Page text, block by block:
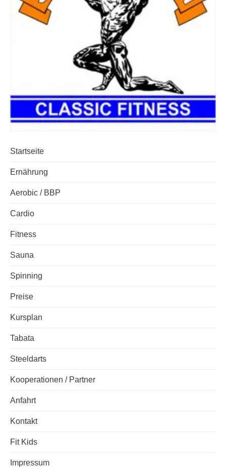
Startseite
Ernährung
Aerobic / BBP
Cardio
Fitness
Sauna
Spinning
Preise
Kursplan
Tabata
Steeldarts
Kooperationen / Partner
Anfahrt
Kontakt
Fit Kids
Impressum